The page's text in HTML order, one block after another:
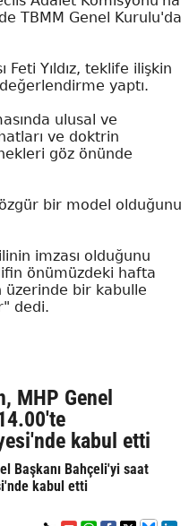
TBMM Genel Kurulu'da
Feti Yıldız, teklife ilişkin
yaptı.
ulusal ve
ve doktrin
göz önünde
bir model olduğunu
imzası olduğunu
önümüzdeki hafta
üzerinde bir kabulle
dedi.
MHP Genel
kabul etti
Başkanı Bahçeli'yi saat
kabul etti